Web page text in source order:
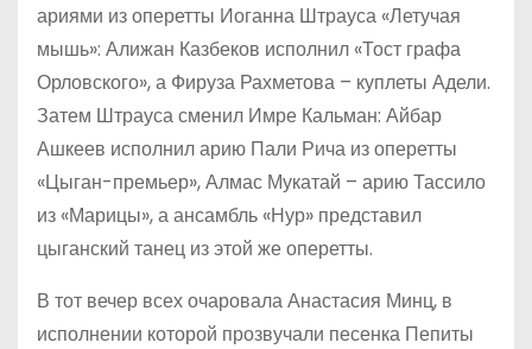
ариями из оперетты Иоганна Штрауса «Летучая
мышь»: Алижан Казбеков исполнил «Тост графа
Орловского», а Фируза Рахметова – куплеты Адели.
Затем Штрауса сменил Имре Кальман: Айбар
Ашкеев исполнил арию Пали Рича из оперетты
«Цыган-премьер», Алмас Мукатай – арию Тассило
из «Марицы», а ансамбль «Нур» представил
цыганский танец из этой же оперетты.
В тот вечер всех очаровала Анастасия Минц, в
исполнении которой прозвучали песенка Пепиты